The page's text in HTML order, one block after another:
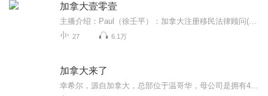
加拿大壹零壹
27 6.1万
加拿大来了